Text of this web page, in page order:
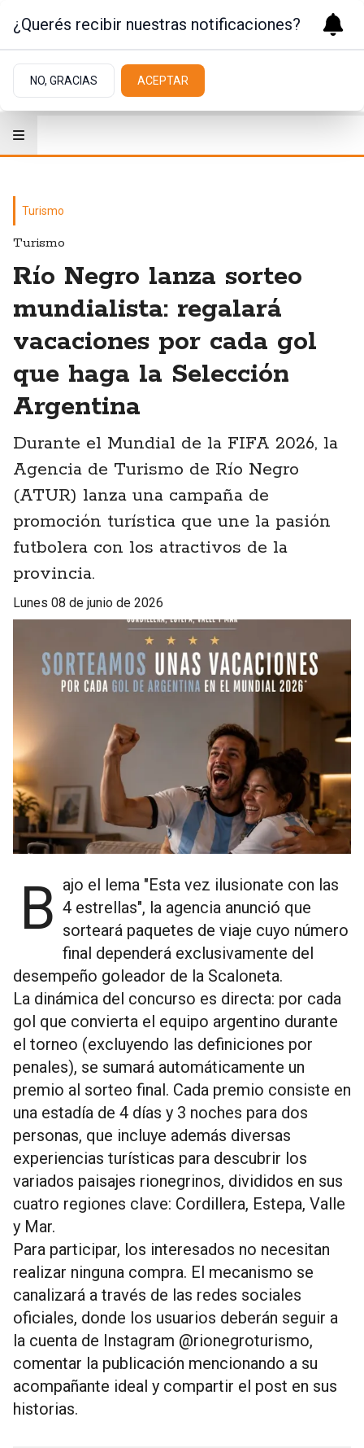
Turismo
Turismo
Río Negro lanza sorteo
mundialista: regalará
vacaciones por cada gol
que haga la Selección
Argentina
Durante el Mundial de la FIFA 2026, la
Agencia de Turismo de Río Negro
(ATUR) lanza una campaña de
promoción turística que une la pasión
futbolera con los atractivos de la
provincia.
lunes 08 de junio de 2026
Bajo el lema "Esta vez ilusionate con las 4 estrellas", la agencia anunció que
sorteará paquetes de viaje cuyo número
final dependerá exclusivamente del
desempeño goleador de la Scaloneta.
La dinámica del concurso es directa: por cada
gol que convierta el equipo argentino durante
el torneo (excluyendo las definiciones por
penales), se sumará automáticamente un
premio al sorteo final. Cada premio consiste en
una estadía de 4 días y 3 noches para dos
personas, que incluye además diversas
experiencias turísticas para descubrir los
variados paisajes rionegrinos, divididos en sus
cuatro regiones clave: Cordillera, Estepa, Valle
y Mar.
Para participar, los interesados no necesitan
realizar ninguna compra. El mecanismo se
canalizará a través de las redes sociales
oficiales, donde los usuarios deberán seguir a
la cuenta de Instagram @rionegroturismo,
comentar la publicación mencionando a su
acompañante ideal y compartir el post en sus
historias.
¿Querés recibir nuestras notificaciones?
NO, GRACIAS ACEPTAR